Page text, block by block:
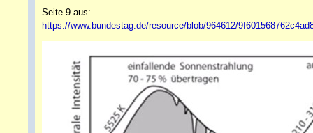
Seite 9 aus:
https://www.bundestag.de/resource/blob/964612/